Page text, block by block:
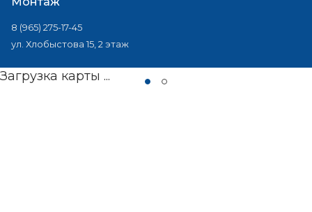
8 (965) 275-17-45
ул. Хлобыстова 15, 2 этаж
Загрузка карты ...